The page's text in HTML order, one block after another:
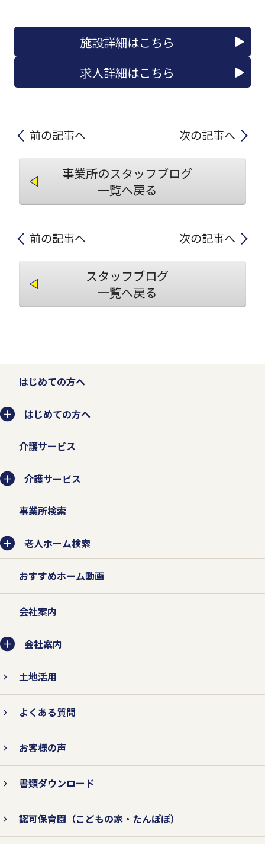
施設詳細はこちら
求人詳細はこちら
前の記事へ 次の記事へ
事業所のスタッフブログ
一覧へ戻る
前の記事へ 次の記事へ
スタッフブログ
一覧へ戻る
はじめての方へ
はじめての方へ
介護サービス
介護サービス
事業所検索
老人ホーム検索
おすすめホーム動画
会社案内
会社案内
土地活用
よくある質問
お客様の声
書類ダウンロード
認可保育園 （こどもの家・たんぽぽ）